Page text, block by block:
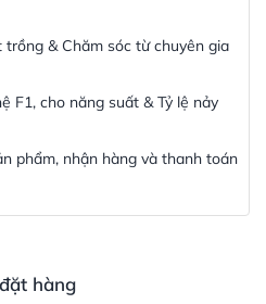
& Chăm sóc từ chuyên gia
F1, cho năng suất & Tỷ lệ nảy
phẩm, nhận hàng và thanh toán
hàng